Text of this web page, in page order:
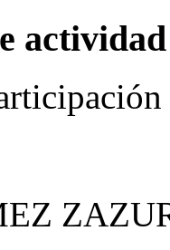
actividad